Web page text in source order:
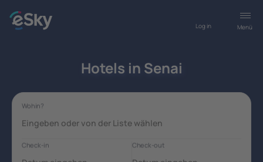
Menü
Log in
Hotels in Senai